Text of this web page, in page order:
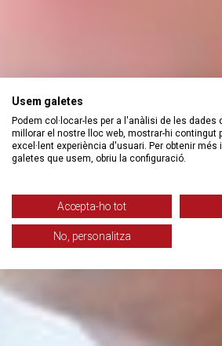
Usem galetes
Podem col·locar-les per a l'anàlisi de les
millorar el nostre lloc web, mostrar-hi contingut
excel·lent experiència d'usuari. Per obtenir
galetes que usem, obriu la configuració.
Accepta-ho tot
No, personalitza